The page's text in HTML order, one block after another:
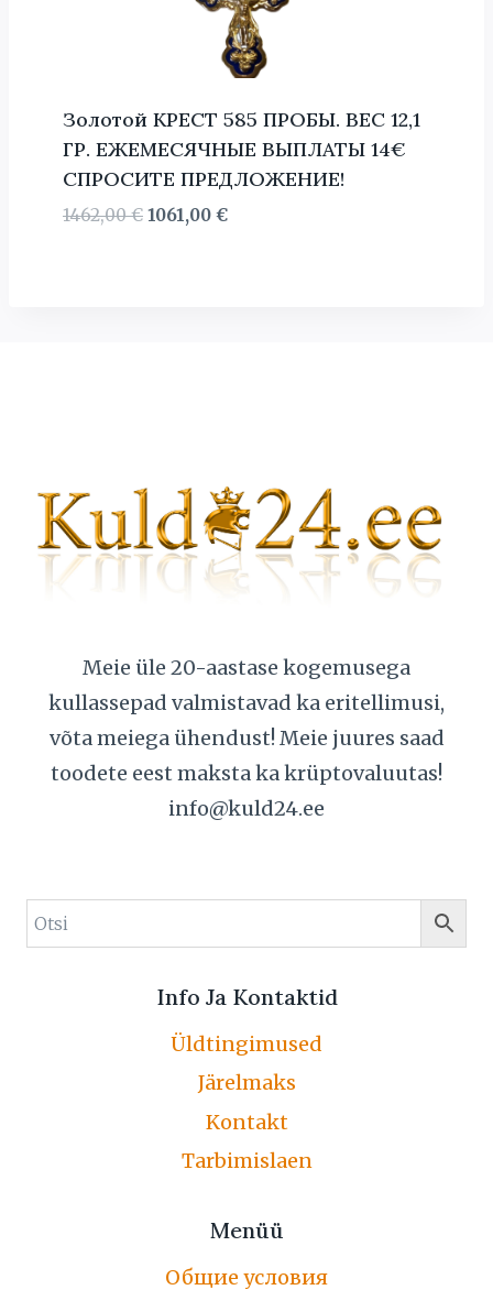
Золотой КРЕСТ 585 ПРОБЫ. BЕС 12,1
ГР. ЕЖЕМЕСЯЧНЫЕ ВЫПЛАТЫ 14€
СПРОСИТЕ ПРЕДЛОЖЕНИЕ!
1462,00€ Первоначальная
1061,00 €Текущая
Meie üle 20-aastase kogemusega
kullassepad valmistavad ka eritellimusi,
võta meiega ühendust! Meie juures saad
toodete eest maksta ka krüptovaluutas!
info@kuld24.ee
Info Ja Kontaktid
Üldtingimused
Järelmaks
Kontakt
Tarbimislaen
Menüü
Общие условия